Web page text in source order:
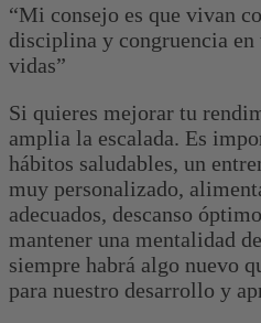
“Mi consejo es que vivan
disciplina y congruencia en
vidas”
Si quieres mejorar tu
amplia la escalada. Es
hábitos saludables, un
muy personalizado,
adecuados, descanso
mantener una mentalidad
siempre habrá algo nuevo
para nuestro desarrollo y